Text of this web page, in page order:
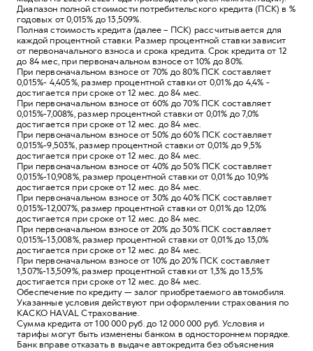
Диапазон полной стоимости потребительского кредита (ПСК) в %
годовых от 0,015% до 13,509%.
Полная стоимость кредита (далее – ПСК) рассчитывается для
каждой процентной ставки. Размер процентной ставки зависит
от первоначального взноса и срока кредита. Срок кредита от 12
до 84 мес, при первоначальном взносе от 10% до 80%.
При первоначальном взносе от 70% до 80% ПСК составляет
0,015%- 4,405%, размер процентной ставки от 0,01% до 4,4% -
достигается при сроке от 12 мес. до 84 мес.
При первоначальном взносе от 60% до 70% ПСК составляет
0,015%-7,008%, размер процентной ставки от 0,01% до 7,0%
достигается при сроке от 12 мес. до 84 мес.
При первоначальном взносе от 50% до 60% ПСК составляет
0,015%-9,503%, размер процентной ставки от 0,01% до 9,5%
достигается при сроке от 12 мес. до 84 мес.
При первоначальном взносе от 40% до 50% ПСК составляет
0,015%-10,908%, размер процентной ставки от 0,01% до 10,9%
достигается при сроке от 12 мес. до 84 мес.
При первоначальном взносе от 30% до 40% ПСК составляет
0,015%-12,007%, размер процентной ставки от 0,01% до 12,0%
достигается при сроке от 12 мес. до 84 мес.
При первоначальном взносе от 20% до 30% ПСК составляет
0,015%-13,008%, размер процентной ставки от 0,01% до 13,0%
достигается при сроке от 12 мес. до 84 мес.
При первоначальном взносе от 10% до 20% ПСК составляет
1,307%-13,509%, размер процентной ставки от 1,3% до 13,5%
достигается при сроке от 12 мес. до 84 мес.
Обеспечение по кредиту — залог приобретаемого автомобиля.
Указанные условия действуют при оформлении страхования по
КАСКО HAVAL Страхование.
Сумма кредита от 100 000 руб. до 12 000 000 руб. Условия и
тарифы могут быть изменены банком в одностороннем порядке.
Банк вправе отказать в выдаче автокредита без объяснения